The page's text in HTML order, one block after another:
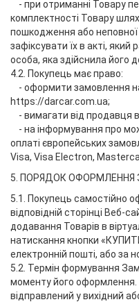
- при отриманні Товару
комплектності Товару
пошкодження або неповної
зафіксувати їх в акті,
особа, яка здійснила його
4.2. Покупець має право:
- оформити замовлення на
https://darcar.com.ua;
- вимагати від продавця
- на інформування про
оплаті європейських
Visa, Visa Electron,
5. ПОРЯДОК ОФОРМЛЕННЯ
5.1. Покупець самостійно
відповідній сторінці
додавання Товарів в
натискання кнопки
електронній пошті, або за
5.2. Термін формування
моменту його оформлення.
відправлений у вихідний